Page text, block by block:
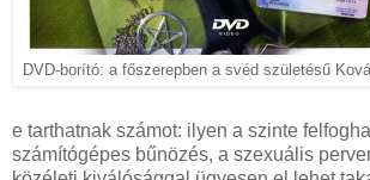
DVD-borító: a főszerepben a svéd születésű
e tarthatnak számot: ilyen a szinte
számítógépes bűnözés, a szexuális